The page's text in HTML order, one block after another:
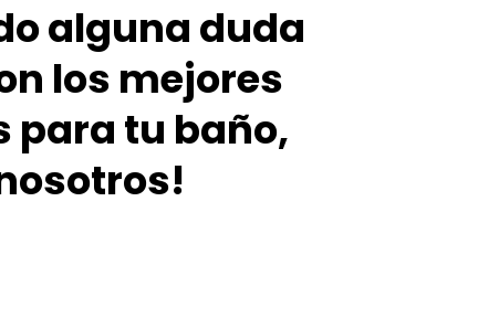
alguna duda
los mejores
para tu baño,